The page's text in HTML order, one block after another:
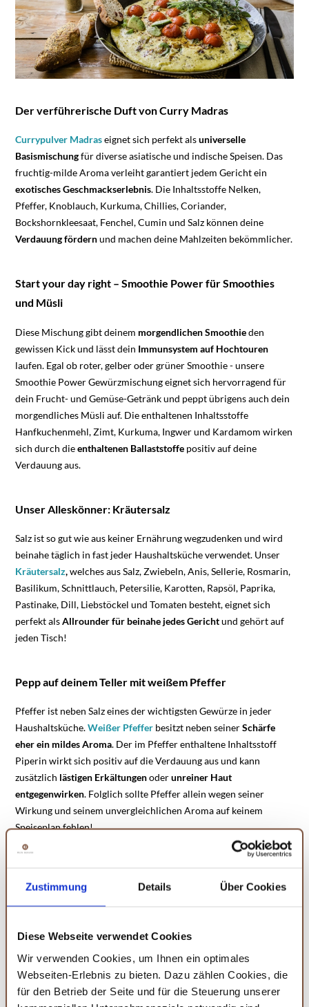
Zustimmung Details Über Cookies
Diese Webseite verwendet Cookies
Wir verwenden Cookies, um Ihnen ein optimales
Webseiten-Erlebnis zu bieten. Dazu zählen Cookies, die
für den Betrieb der Seite und für die Steuerung unserer
Der verführerische Duft von Curry Madras
Currypulver Madraseignet sich perfekt alsuniverselle
Basismischungfür diverse asiatische und indische Speisen. Das
fruchtig-milde Aroma verleiht garantiert jedem Gericht ein
exotisches Geschmackserlebnis. Die Inhaltsstoffe Nelken,
Pfeffer, Knoblauch, Kurkuma, Chillies, Coriander,
Bockshornkleesaat, Fenchel, Cumin und Salz können deine
Verdauung fördernund machen deine Mahlzeiten bekömmlicher.
Start your day right – Smoothie Power für Smoothies
und Müsli
Diese Mischung gibt deinem morgendlichen Smoothieden
gewissen Kick und lässt dein Immunsystem auf Hochtouren
laufen. Egal ob roter, gelber oder grüner Smoothie - unsere
Smoothie Power Gewürzmischung eignet sich hervorragend für
dein Frucht- und Gemüse-Getränk und peppt übrigens auch dein
morgendliches Müsli auf. Die enthaltenen Inhaltsstoffe
Hanfkuchenmehl, Zimt, Kurkuma, Ingwer und Kardamom wirken
sich durch dieenthaltenen Ballaststoffe positiv auf deine
Verdauung aus.
Unser Alleskönner: Kräutersalz
Salz ist so gut wie aus keiner Ernährung wegzudenken und wird
beinahe täglich in fast jeder Haushaltsküche verwendet. Unser
Kräutersalz,welches aus Salz, Zwiebeln, Anis, Sellerie, Rosmarin,
Basilikum, Schnittlauch, Petersilie, Karotten, Rapsöl, Paprika,
Pastinake, Dill, Liebstöckel und Tomaten besteht, eignet sich
perfekt alsAllrounder für beinahe jedes Gerichtund gehört auf
jeden Tisch!
Pepp auf deinem Teller mit weißem Pfeffer
Pfeffer ist neben Salz eines der wichtigsten Gewürze in jeder
Haushaltsküche.Weißer Pfeffer besitzt neben seinerSchärfe
eher ein mildes Aroma. Der im Pfeffer enthaltene Inhaltsstoff
Piperin wirkt sich positiv auf die Verdauung aus und kann
zusätzlich lästigen Erkältungenoderunreiner Haut
entgegenwirken. Folglich sollte Pfeffer allein wegen seiner
Wirkung und seinem unvergleichlichen Aroma auf keinem
Speiseplan fehlen!
außerdem das unvergleichlich scharfe Aroma der Chili. Auch
der Scharfmacher allein schon aufgrund seiner
gesundheitsfördernden Eigenschaften geschätzt werden: Die
, fördert die